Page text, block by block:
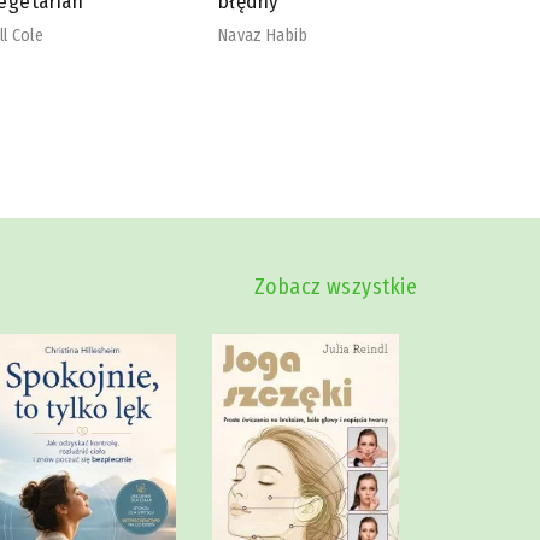
Habib
Zobacz wszystkie